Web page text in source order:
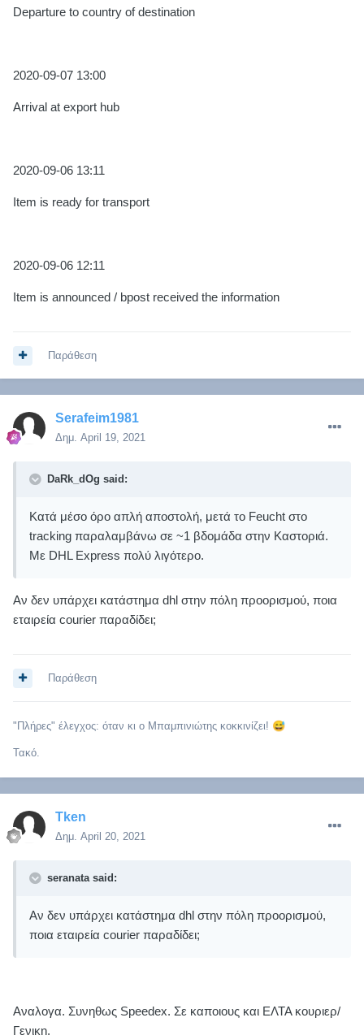
Departure to country of destination
2020-09-07 13:00
Arrival at export hub
2020-09-06 13:11
Item is ready for transport
2020-09-06 12:11
Item is announced / bpost received the information
Παράθεση
Serafeim1981
Δημ. April 19, 2021
DaRk_dOg said:
Κατά μέσο όρο απλή αποστολή, μετά το Feucht στο
tracking παραλαμβάνω σε ~1 βδομάδα στην Καστοριά.
Με DHL Express πολύ λιγότερο.
Αν δεν υπάρχει κατάστημα dhl στην πόλη προορισμού, ποια
εταιρεία courier παραδίδει;
Παράθεση
"Πλήρες" έλεγχος: όταν κι ο Μπαμπινιώτης κοκκινίζει! 😅
Τακό.
Tken
Δημ. April 20, 2021
seranata said:
Αν δεν υπάρχει κατάστημα dhl στην πόλη προορισμού,
ποια εταιρεία courier παραδίδει;
Αναλογα. Συνηθως Speedex. Σε καποιους και ΕΛΤΑ κουριερ/
Γενικη.